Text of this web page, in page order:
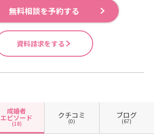
無料相談を予約する
資料請求をする
成婚者
エピソード
(18)
クチコミ
(0)
ブログ
(67)